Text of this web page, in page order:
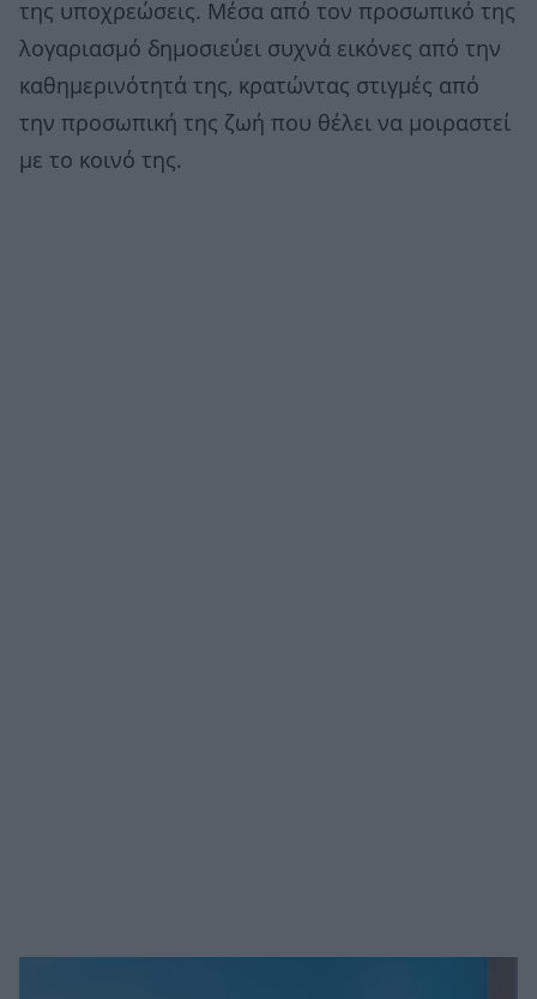
της υποχρεώσεις. Μέσα από τον προσωπικό της
λογαριασμό δημοσιεύει συχνά εικόνες από την
καθημερινότητά της, κρατώντας στιγμές από
την προσωπική της ζωή που θέλει να μοιραστεί
με το κοινό της.